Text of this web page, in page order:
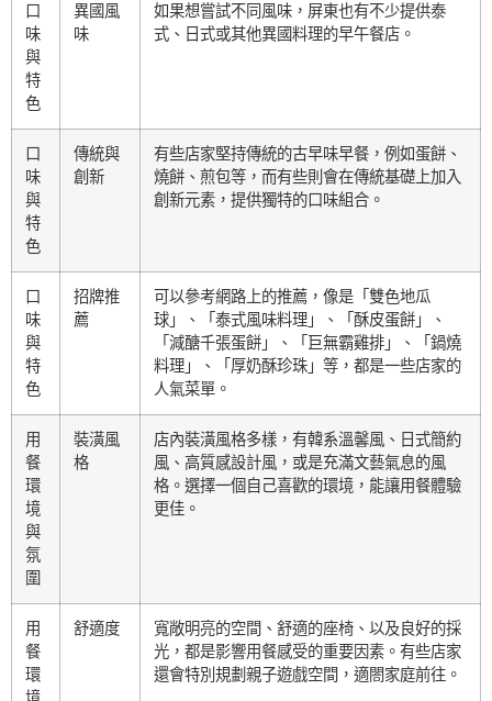
口
味
與
特
色
異國風
味
如果想嘗試不同風味，屏東也有不少提供泰
式、日式或其他異國料理的早午餐店。
口
味
與
特
色
傳統與
創新
有些店家堅持傳統的古早味早餐，例如蛋餅、
燒餅、煎包等，而有些則會在傳統基礎上加入
創新元素，提供獨特的口味組合。
口
味
與
特
色
招牌推
薦
可以參考網路上的推薦，像是「雙色地瓜
球」、「泰式風味料理」、「酥皮蛋餅」、
「減醣千張蛋餅」、「巨無霸雞排」、「鍋燒
料理」、「厚奶酥珍珠」等，都是一些店家的
人氣菜單。
用
餐
環
境
與
氛
圍
裝潢風
格
店內裝潢風格多樣，有韓系溫馨風、日式簡約
風、高質感設計風，或是充滿文藝氣息的風
格。選擇一個自己喜歡的環境，能讓用餐體驗
更佳。
用
餐
環
境
舒適度
寬敞明亮的空間、舒適的座椅、以及良好的採
光，都是影響用餐感受的重要因素。有些店家
還會特別規劃親子遊戲空間，適閤家庭前往。